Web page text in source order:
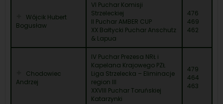
Wójcik Hubert
Bogusław
VI Puchar Komisji
Strzeleckiej
II Puchar AMBER CUP
XX Bałtycki Puchar Anschutz
& Lapua
476
469
462
Chodowiec
Andrzej
IV Puchar Prezesa NRŁ i
Kapelana Krajowego PZŁ
Liga Strzelecka – Eliminacje
region III
XXVIII Puchar Toruńskiej
Katarzynki
479
464
463